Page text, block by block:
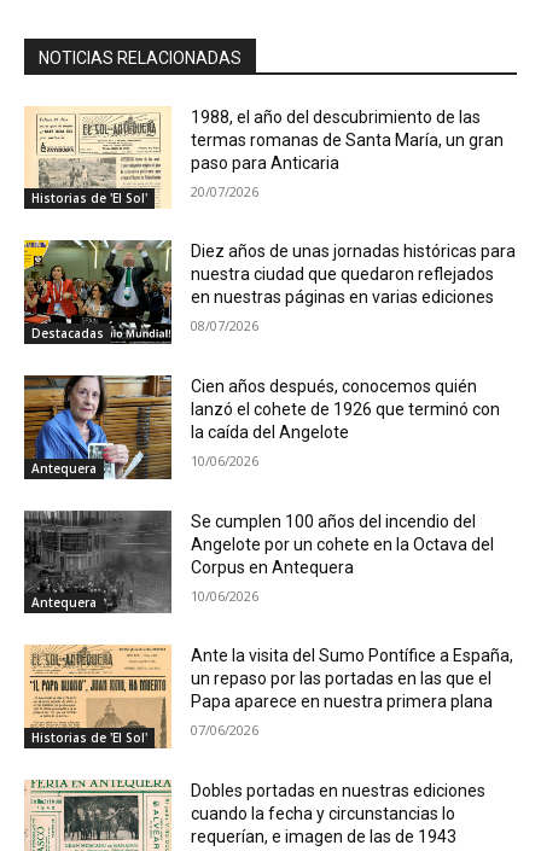
NOTICIAS RELACIONADAS
Historias de 'El Sol'
1988, el año del descubrimiento de las
termas romanas de Santa María, un gran
paso para Anticaria
20/07/2026
Destacadas
Diez años de unas jornadas históricas para
nuestra ciudad que quedaron reflejados
en nuestras páginas en varias ediciones
08/07/2026
Antequera
Cien años después, conocemos quién
lanzó el cohete de 1926 que terminó con
la caída del Angelote
10/06/2026
Antequera
Se cumplen 100 años del incendio del
Angelote por un cohete en la Octava del
Corpus en Antequera
10/06/2026
Historias de 'El Sol'
Ante la visita del Sumo Pontífice a España,
un repaso por las portadas en las que el
Papa aparece en nuestra primera plana
07/06/2026
Dobles portadas en nuestras ediciones
cuando la fecha y circunstancias lo
requerían, e imagen de las de 1943